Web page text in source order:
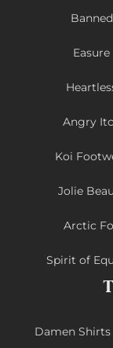
Banned
Easure
Angry
Koi
Jolie
Arctic
Spirit of
Damen Shirts